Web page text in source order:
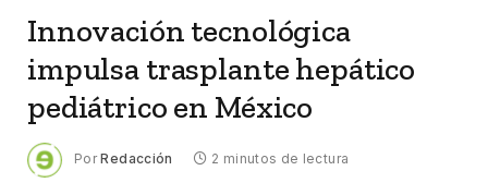
Innovación tecnológica
impulsa trasplante hepático
pediátrico en México
Por Redacción 2 minutos de lectura